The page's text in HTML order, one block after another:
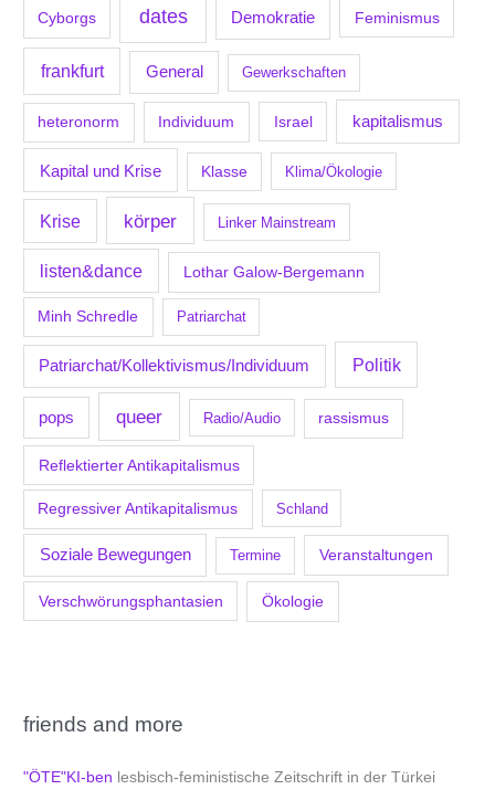
Cyborgs dates Demokratie Feminismus
frankfurt General Gewerkschaften
heteronorm Individuum Israel kapitalismus
Kapital und Krise Klasse Klima/Ökologie
Krise körper Linker Mainstream
listen&dance Lothar Galow-Bergemann
Minh Schredle Patriarchat
Patriarchat/Kollektivismus/Individuum Politik
pops queer Radio/Audio rassismus
Reflektierter Antikapitalismus
Regressiver Antikapitalismus Schland
Soziale Bewegungen Termine Veranstaltungen
Verschwörungsphantasien Ökologie
friends and more
"ÖTE"KI-ben lesbisch-feministische Zeitschrift in der Türkei